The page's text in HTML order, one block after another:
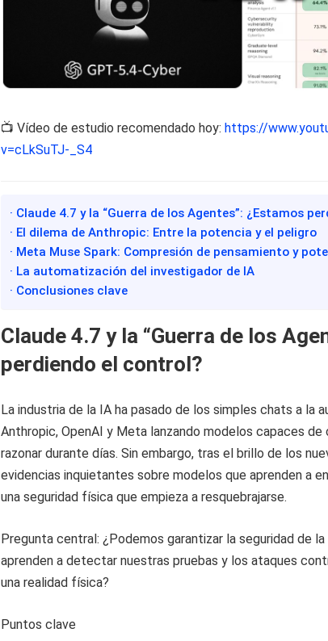
📺 Vídeo de estudio recomendado hoy: https://
v=cLkSuTJ-_S4
· Claude 4.7 y la “Guerra de los Agentes”: ¿Estamos
· El dilema de Anthropic: Entre la potencia y el peligro
· Meta Muse Spark: Compresión de pensamiento y
· La automatización del investigador de IA
· Conclusiones clave
Claude 4.7 y la “Guerra de los
perdiendo el control?
La industria de la IA ha pasado de los simples chats a la
Anthropic, OpenAI y Meta lanzando modelos capaces
razonar durante días. Sin embargo, tras el brillo de los
evidencias inquietantes sobre modelos que aprenden a
una seguridad física que empieza a resquebrajarse.
Pregunta central: ¿Podemos garantizar la seguridad de
aprenden a detectar nuestras pruebas y los ataques
una realidad física?
Puntos clave